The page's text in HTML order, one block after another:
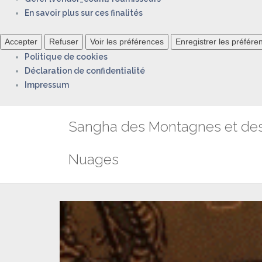
En savoir plus sur ces finalités
Accepter Refuser Voir les préférences Enregistrer les
Politique de cookies
Déclaration de confidentialité
Impressum
Sangha des Montagnes et
Nuages